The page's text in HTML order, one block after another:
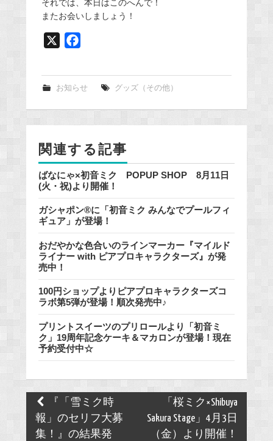
それでは、本日はこのへんで！
またお会いしましょう！
e
k
お知らせ グッズ（その他）
関連する記事
ばなにゃ×初音ミク POPUP SHOP 8月11日
(火・祝)より開催！
ガシャポン®に「初音ミク みんなでプールフィ
ギュア」が登場！
おだやかな色合いのラインマーカー『マイルド
ライナー with ピアプロキャラクターズ』が発
売中！
100円ショップよりピアプロキャラクターズコ
ラボ第5弾が登場！順次発売中♪
プリントスイーツのプリロールより「初音ミ
ク」19周年記念ケーキ＆マカロンが登場！現在
予約受付中☆
Post
navigation
『「雪ミク時
報」のセリフ大募
集！』の結果発
「桜ミク×Shibuya
Sakura Stage」4月3日
（金）より開催！